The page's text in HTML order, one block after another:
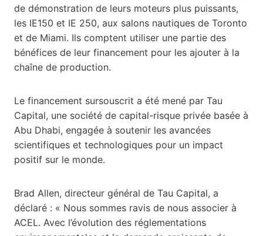
de démonstration de leurs moteurs plus puissants,
les IE150 et IE 250, aux salons nautiques de Toronto
et de Miami. Ils comptent utiliser une partie des
bénéfices de leur financement pour les ajouter à la
chaîne de production.
Le financement sursouscrit a été mené par Tau
Capital, une société de capital-risque privée basée à
Abu Dhabi, engagée à soutenir les avancées
scientifiques et technologiques pour un impact
positif sur le monde.
Brad Allen, directeur général de Tau Capital, a
déclaré : « Nous sommes ravis de nous associer à
ACEL. Avec l’évolution des réglementations